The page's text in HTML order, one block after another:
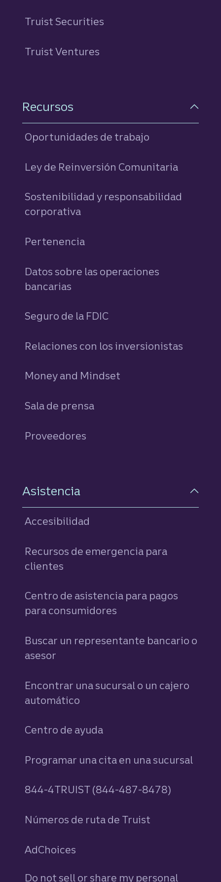
Truist Securities
Truist Ventures
Recursos
Oportunidades de trabajo
Ley de Reinversión Comunitaria
Sostenibilidad y responsabilidad
corporativa
Pertenencia
Datos sobre las operaciones
bancarias
Seguro de la FDIC
Relaciones con los inversionistas
Money and Mindset
Sala de prensa
Proveedores
Asistencia
Accesibilidad
Recursos de emergencia para
clientes
Centro de asistencia para pagos
para consumidores
Buscar un representante bancario o
asesor
Encontrar una sucursal o un cajero
automático
Centro de ayuda
Programar una cita en una sucursal
844-4TRUIST (844-487-8478)
Números de ruta de Truist
AdChoices
Do not sell or share my personal